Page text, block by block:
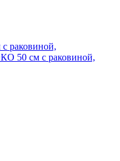
раковиной,
50 см с раковиной,